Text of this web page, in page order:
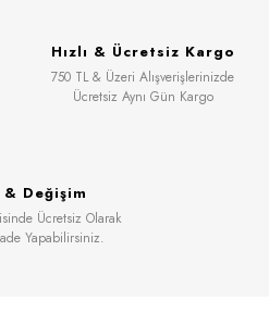
Hızlı & Ücretsiz Kargo
750 TL & Üzeri Alışverişlerinizde
Ücretsiz Aynı Gün Kargo
Değişim
Ücretsiz Olarak
Yapabilirsiniz.